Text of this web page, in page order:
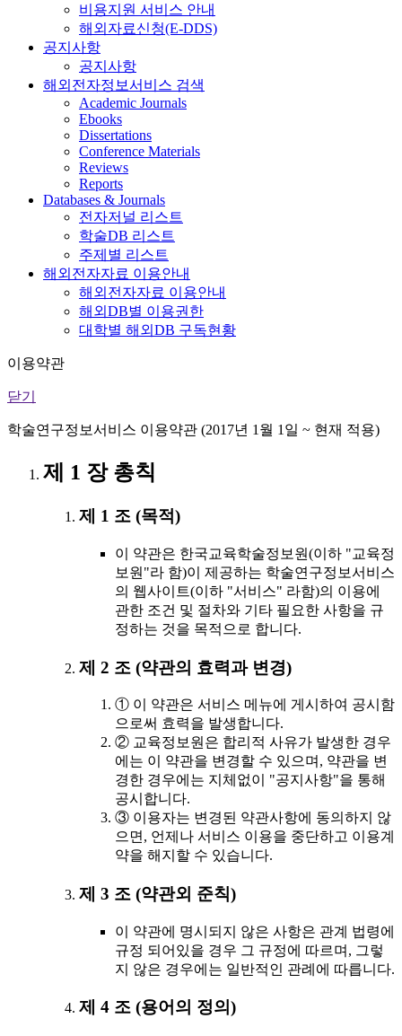
비용지원 서비스 안내
해외자료신청(E-DDS)
공지사항
공지사항
해외전자정보서비스 검색
Academic Journals
Ebooks
Dissertations
Conference Materials
Reviews
Reports
Databases & Journals
전자저널 리스트
학술DB 리스트
주제별 리스트
해외전자자료 이용안내
해외전자자료 이용안내
해외DB별 이용권한
대학별 해외DB 구독현황
이용약관
닫기
학술연구정보서비스 이용약관 (2017년 1월 1일 ~ 현재 적용)
제 1 장 총칙
제 1 조 (목적)
이 약관은 한국교육학술정보원(이하 "교육정
보원"라 함)이 제공하는 학술연구정보서비스
의 웹사이트(이하 "서비스" 라함)의 이용에
관한 조건 및 절차와 기타 필요한 사항을 규
정하는 것을 목적으로 합니다.
제 2 조 (약관의 효력과 변경)
① 이 약관은 서비스 메뉴에 게시하여 공시함
으로써 효력을 발생합니다.
② 교육정보원은 합리적 사유가 발생한 경우
에는 이 약관을 변경할 수 있으며, 약관을 변
경한 경우에는 지체없이 "공지사항"을 통해
공시합니다.
③ 이용자는 변경된 약관사항에 동의하지 않
으면, 언제나 서비스 이용을 중단하고 이용계
약을 해지할 수 있습니다.
제 3 조 (약관외 준칙)
이 약관에 명시되지 않은 사항은 관계 법령에
규정 되어있을 경우 그 규정에 따르며, 그렇
지 않은 경우에는 일반적인 관례에 따릅니다.
제 4 조 (용어의 정의)